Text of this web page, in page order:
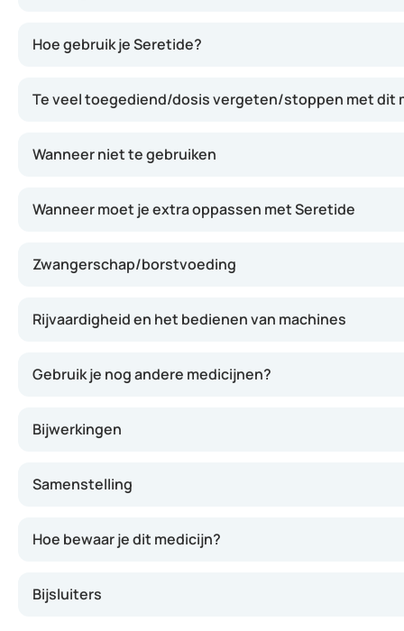
Hoe gebruik je Seretide?
Te veel toegediend/dosis vergeten/stoppen met dit
Wanneer niet te gebruiken
Wanneer moet je extra oppassen met Seretide
Zwangerschap/borstvoeding
Rijvaardigheid en het bedienen van machines
Gebruik je nog andere medicijnen?
Bijwerkingen
Samenstelling
Hoe bewaar je dit medicijn?
Bijsluiters